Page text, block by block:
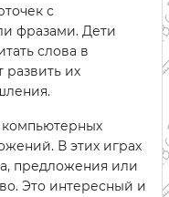
с
фразами. Дети
слова в
развить их
компьютерных
В этих играх
предложения или
Это интересный и